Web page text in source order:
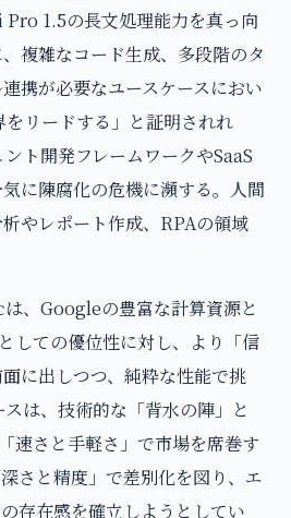
1.5の長文処理能力を真っ向
複雑なコード生成、多段階のタ
携が必要なユースケースにおい
リードする」と証明されれ
ト開発フレームワークやSaaS
に陳腐化の危機に瀕する。人間
やレポート作成、RPAの領域
、Googleの豊富な計算資源と
しての優位性に対し、より「信
に出しつつ、純粋な性能で挑
は、技術的な「背水の陣」と
速さと手軽さ」で市場を席巻す
さと精度」で差別化を図り、エ
存在感を確立しようとしてい